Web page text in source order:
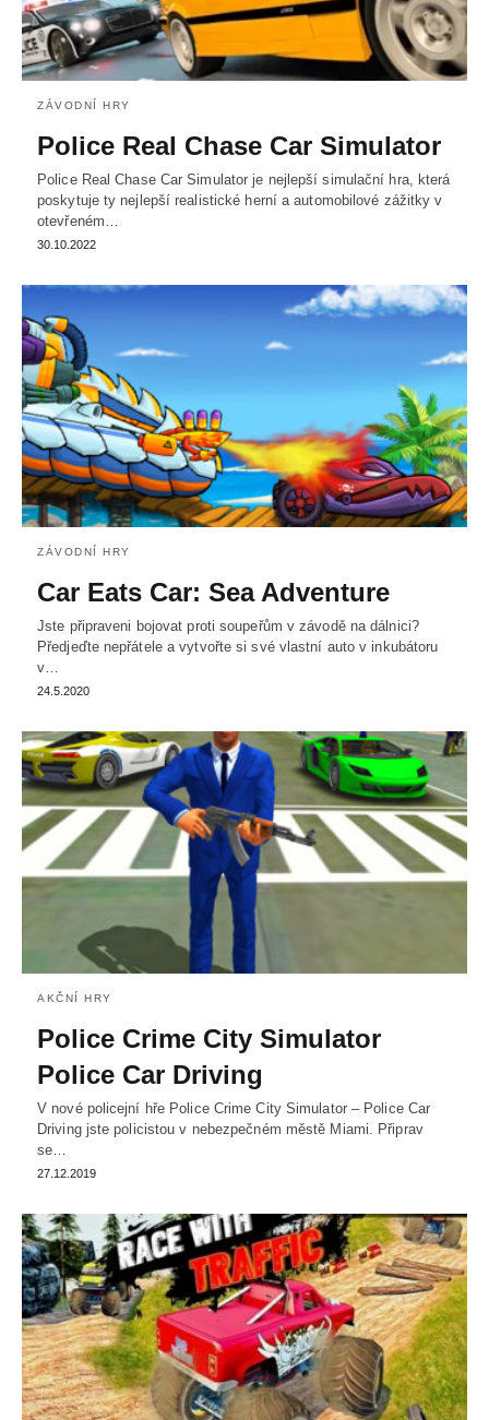
ZÁVODNÍ HRY
Police Real Chase Car Simulator
Police Real Chase Car Simulator je nejlepší simulační hra, která
poskytuje ty nejlepší realistické herní a automobilové zážitky v
otevřeném…
30.10.2022
ZÁVODNÍ HRY
Car Eats Car: Sea Adventure
Jste připraveni bojovat proti soupeřům v závodě na dálnici?
Předjeďte nepřátele a vytvořte si své vlastní auto v inkubátoru
v…
24.5.2020
AKČNÍ HRY
Police Crime City Simulator
Police Car Driving
V nové policejní hře Police Crime City Simulator – Police Car
Driving jste policistou v nebezpečném městě Miami. Připrav
se…
27.12.2019